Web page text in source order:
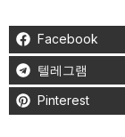
Facebook
텔레그램
Pinterest